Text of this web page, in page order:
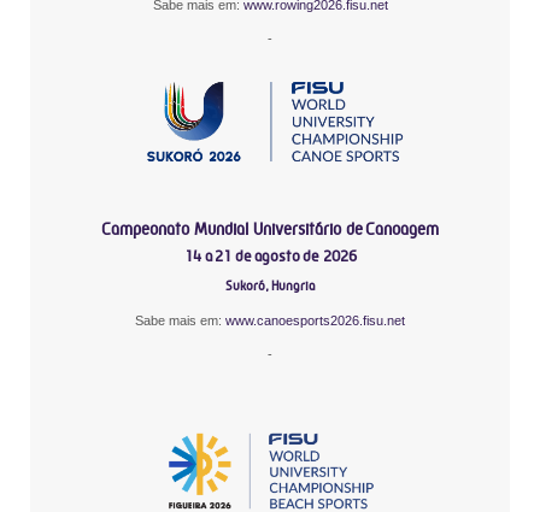
Sabe mais em: www.rowing2026.fisu.net
-
Campeonato Mundial Universitário de Canoagem
14 a 21 de agosto de 2026
Sukoró, Hungria
Sabe mais em: www.canoesports2026.fisu.net
-